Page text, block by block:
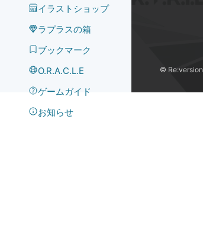
イラストショップ
ラプラスの箱
ブックマーク
O.R.A.C.L.E
ゲームガイド
お知らせ
©️ Re:version